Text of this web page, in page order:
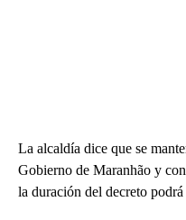
La alcaldía dice que se
Gobierno de Maranhão y
la duración del decreto